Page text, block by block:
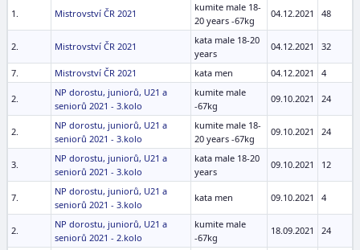
1. Mistrovství ČR 2021
kumite male 18-
20 years -67kg
04.12.2021 48
2. Mistrovství ČR 2021
kata male 18-20
years
04.12.2021 32
7. Mistrovství ČR 2021 kata men 04.12.2021 4
2.
NP dorostu, juniorů, U21 a
seniorů 2021 - 3.kolo
kumite male
-67kg
09.10.2021 24
2.
NP dorostu, juniorů, U21 a
seniorů 2021 - 3.kolo
kumite male 18-
20 years -67kg
09.10.2021 24
3.
NP dorostu, juniorů, U21 a
seniorů 2021 - 3.kolo
kata male 18-20
years
09.10.2021 12
7.
NP dorostu, juniorů, U21 a
seniorů 2021 - 3.kolo
kata men 09.10.2021 4
2.
NP dorostu, juniorů, U21 a
seniorů 2021 - 2.kolo
kumite male
-67kg
18.09.2021 24